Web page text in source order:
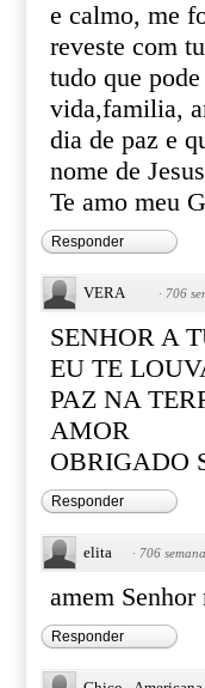
e calmo, me
reveste com
tudo que
vida,familia,
dia de paz e
nome de
Te amo meu
Responder
VERA · 706
SENHOR A
EU TE
PAZ NA
AMOR
OBRIGADO
Responder
elita · 706
amem
Responder